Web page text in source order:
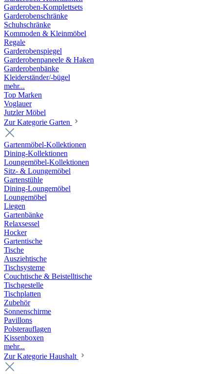
Garderoben-Komplettsets
Garderobenschränke
Schuhschränke
Kommoden & Kleinmöbel
Regale
Garderobenspiegel
Garderobenpaneele & Haken
Garderobenbänke
Kleiderständer/-bügel
mehr...
Top Marken
Voglauer
Jutzler Möbel
Zur Kategorie Garten
Gartenmöbel-Kollektionen
Dining-Kollektionen
Loungemöbel-Kollektionen
Sitz- & Loungemöbel
Gartenstühle
Dining-Loungemöbel
Loungemöbel
Liegen
Gartenbänke
Relaxsessel
Hocker
Gartentische
Tische
Ausziehtische
Tischsysteme
Couchtische & Beistelltische
Tischgestelle
Tischplatten
Zubehör
Sonnenschirme
Pavillons
Polsterauflagen
Kissenboxen
mehr...
Zur Kategorie Haushalt